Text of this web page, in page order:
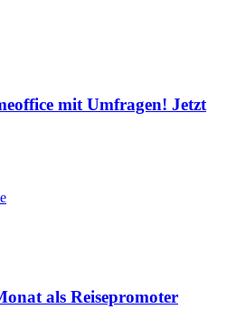
mit Umfragen! Jetzt
als Reisepromoter